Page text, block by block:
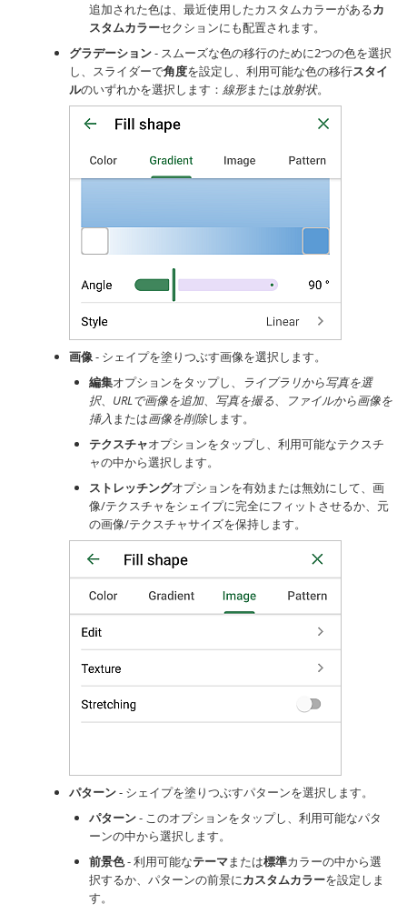
追加された色は、最近使用したカスタムカラーがあるカ
スタムカラーセクションにも配置されます。
グラデーション- スムーズな色の移行のために2つの色を選択
し、スライダーで角度を設定し、利用可能な色の移行スタイ
ルのいずれかを選択します： 線形または放射状。
画像- シェイプを塗りつぶす画像を選択します。
編集オプションをタップし、
ライブラリから写真を選
択、 URLで画像を追加、 写真を撮る、
ファイルから画像を
挿入 または画像を削除します。
テクスチャオプションをタップし、利用可能なテクスチ
ャの中から選択します。
ストレッチングオプションを有効または無効にして、画
像/テクスチャをシェイプに完全にフィットさせるか、元
の画像/テクスチャサイズを保持します。
パターン- シェイプを塗りつぶすパターンを選択します。
パターン- このオプションをタップし、利用可能なパタ
ーンの中から選択します。
前景色- 利用可能なテーマまたは標準カラーの中から選
択するか、パターンの前景にカスタムカラーを設定しま
す。